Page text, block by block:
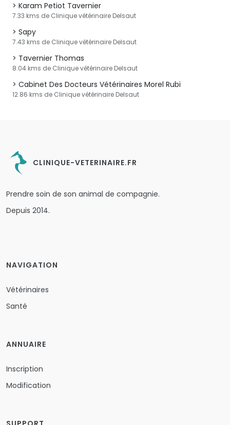
Karam Petiot Tavernier
7.33 kms de Clinique vétérinaire Delsaut
Sapy
7.43 kms de Clinique vétérinaire Delsaut
Tavernier Thomas
8.04 kms de Clinique vétérinaire Delsaut
Cabinet Des Docteurs Vétérinaires Morel Rubi
12.86 kms de Clinique vétérinaire Delsaut
CLINIQUE-VETERINAIRE.FR
Prendre soin de son animal de compagnie.
Depuis 2014.
NAVIGATION
Vétérinaires
Santé
ANNUAIRE
Inscription
Modification